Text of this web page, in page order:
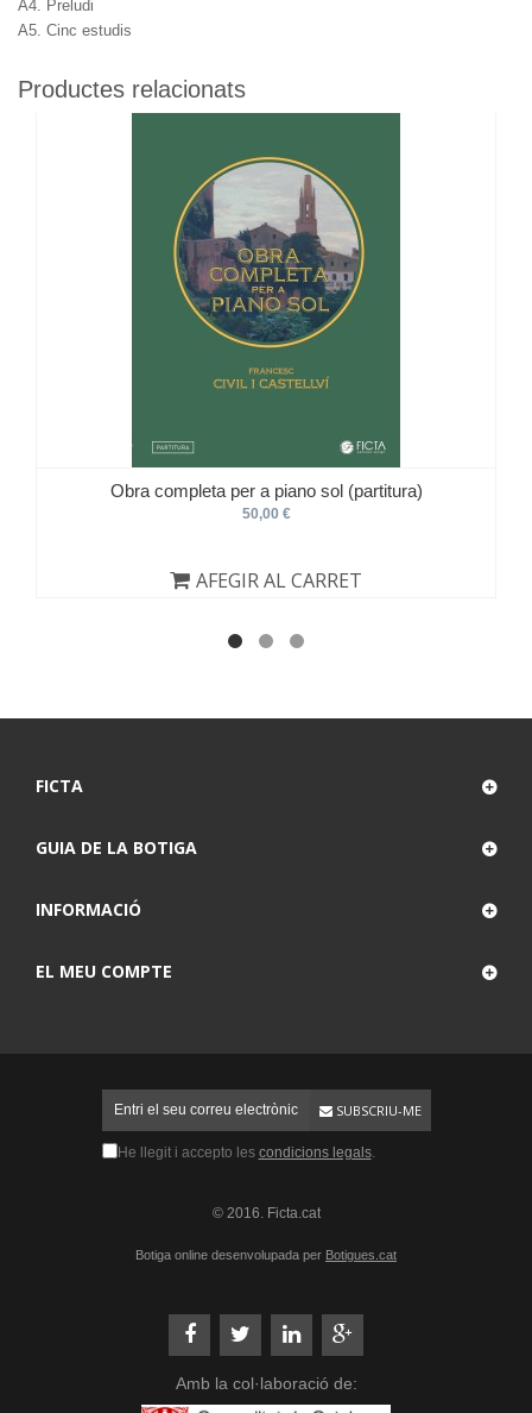
A4. Preludi
A5. Cinc estudis
Productes relacionats
Obra completa per a piano sol (partitura)
50,00 €
AFEGIR AL CARRET
FICTA
GUIA DE LA BOTIGA
INFORMACIÓ
EL MEU COMPTE
SUBSCRIU-ME
He llegit i accepto les condicions legals.
© 2016. Ficta.cat
Botiga online desenvolupada per Botigues.cat
Amb la col·laboració de: